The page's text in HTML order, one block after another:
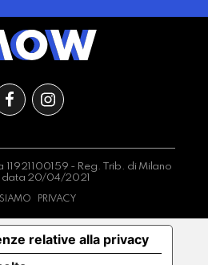
- Reg. Trib. di Milano
data 20/04/2021
PRIVACY
relative alla privacy